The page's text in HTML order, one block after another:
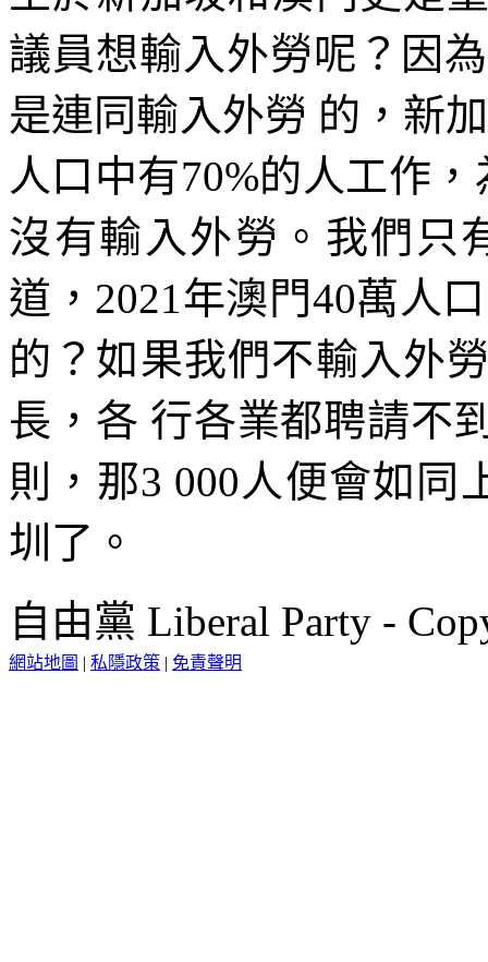
議員想輸入外勞呢？因
是連同輸入外勞 的，新
人口中有70%的人工作
沒有輸入外勞。我們只
道，2021年澳門40萬人
的？如果我們不輸入外
長，各 行各業都聘請不
則，那3 000人便會如同
圳了。
自由黨 Liberal Party -
網站地圖 | 私隱政策 | 免責聲明